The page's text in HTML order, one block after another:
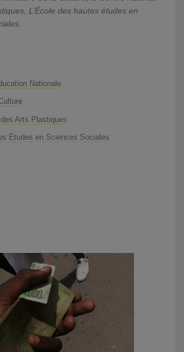
L’École des hautes études en
Nationale
Arts Plastiques
Études en Sciences Sociales